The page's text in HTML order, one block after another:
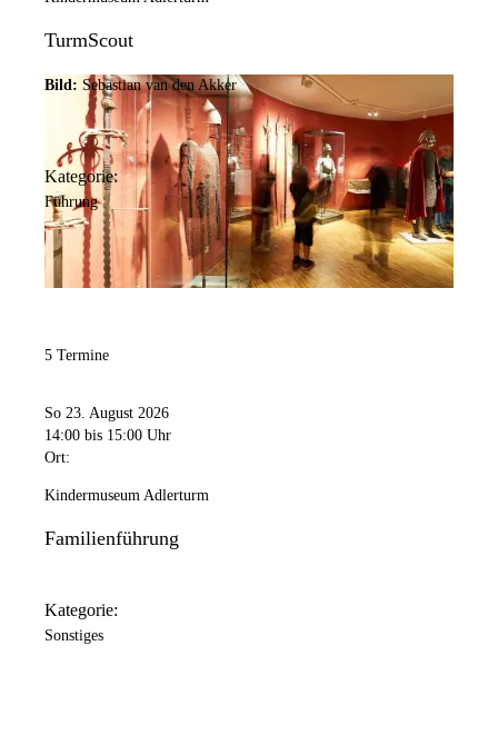
TurmScout
Bild: Sebastian van den Akker
Kategorie:
Führung
5 Termine
So 23. August 2026
14:00 bis 15:00 Uhr
Ort:
Kindermuseum Adlerturm
Familienführung
Kategorie:
Sonstiges